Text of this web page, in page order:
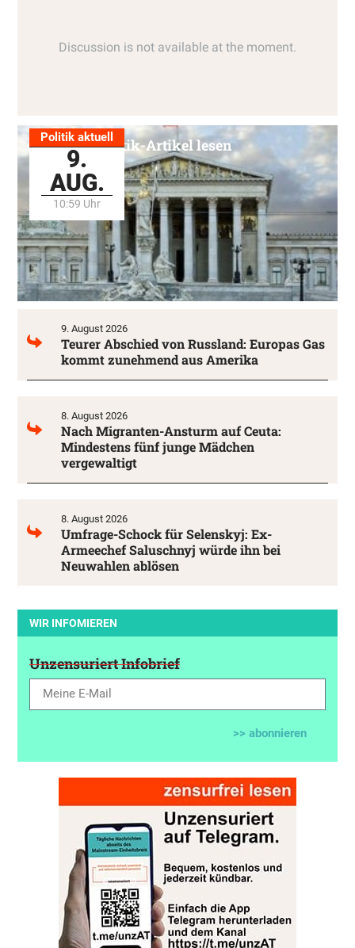
Politik aktuell
9.
AUG.
10:59 Uhr
Alle Politik-Artikel lesen
9. August 2026
Teurer Abschied von Russland: Europas Gas
kommt zunehmend aus Amerika
8. August 2026
Nach Migranten-Ansturm auf Ceuta:
Mindestens fünf junge Mädchen
vergewaltigt
8. August 2026
Umfrage-Schock für Selenskyj: Ex-
Armeechef Saluschnyj würde ihn bei
Neuwahlen ablösen
WIR INFOMIEREN
Unzensuriert Infobrief
>> abonnieren